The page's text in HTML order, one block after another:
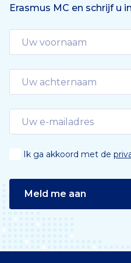
Erasmus MC en schrijf u
Ik ga akkoord met de
Meld me aan